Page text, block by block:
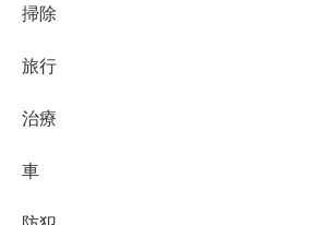
掃除
旅行
治療
車